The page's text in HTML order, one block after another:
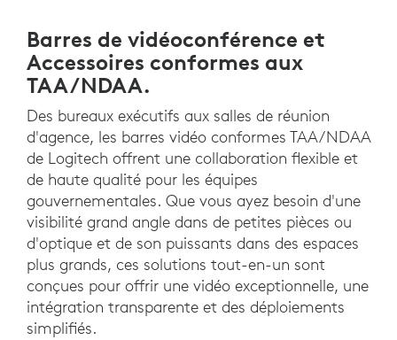
Barres de vidéoconférence et
Accessoires conformes aux
TAA/NDAA.
Des bureaux exécutifs aux salles de réunion
d'agence, les barres vidéo conformes TAA/NDAA
de Logitech offrent une collaboration flexible et
de haute qualité pour les équipes
gouvernementales. Que vous ayez besoin d'une
visibilité grand angle dans de petites pièces ou
d'optique et de son puissants dans des espaces
plus grands, ces solutions tout-en-un sont
conçues pour offrir une vidéo exceptionnelle, une
intégration transparente et des déploiements
simplifiés.